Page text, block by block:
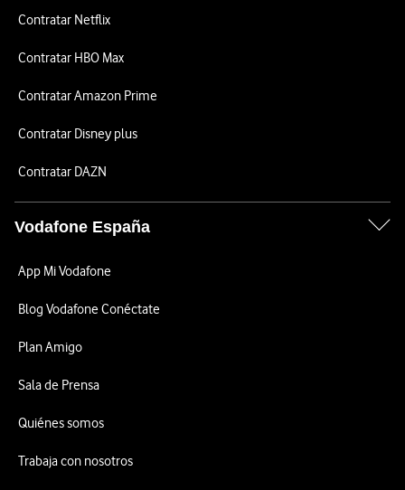
Contratar Netflix
Contratar HBO Max
Contratar Amazon Prime
Contratar Disney plus
Contratar DAZN
Vodafone España
App Mi Vodafone
Blog Vodafone Conéctate
Plan Amigo
Sala de Prensa
Quiénes somos
Trabaja con nosotros